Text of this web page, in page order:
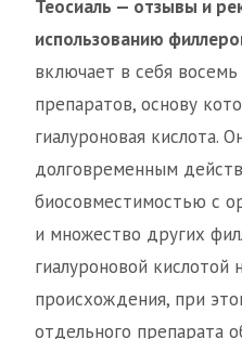
Теосиаль — отзывы и
использованию
включает в себя
препаратов, основу
гиалуроновая кислота.
долговременным
биосовместимостью с
и множество других
гиалуроновой кислотой
происхождения, при
отдельного препарата